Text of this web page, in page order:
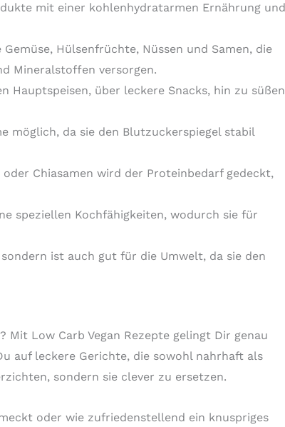
mit einer kohlenhydratarmen Ernährung und
Hülsenfrüchte, Nüssen und Samen, die
Mineralstoffen versorgen.
Hauptspeisen, über leckere Snacks, hin zu süßen
möglich, da sie den Blutzuckerspiegel stabil
Chiasamen wird der Proteinbedarf gedeckt,
speziellen Kochfähigkeiten, wodurch sie für
ist auch gut für die Umwelt, da sie den
Low Carb Vegan Rezepte gelingt Dir genau
auf leckere Gerichte, die sowohl nahrhaft als
sondern sie clever zu ersetzen.
oder wie zufriedenstellend ein knuspriges